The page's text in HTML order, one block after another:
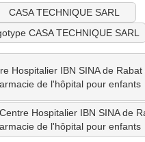
CASA TECHNIQUE SARL
CASA TECHNIQUE SARL
Hospitalier IBN SINA de Rabat
de l'hôpital pour enfants
Hospitalier IBN SINA de
de l'hôpital pour enfants